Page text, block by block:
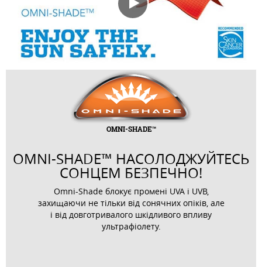
OMNI-SHADE™
OMNI-SHADE™ НАСОЛОДЖУЙТЕСЬ
СОНЦЕМ БЕЗПЕЧНО!
Omni-Shade блокує промені UVA і UVB,
захищаючи не тільки від сонячних опіків, але
і від довготривалого шкідливого впливу
ультрафіолету.